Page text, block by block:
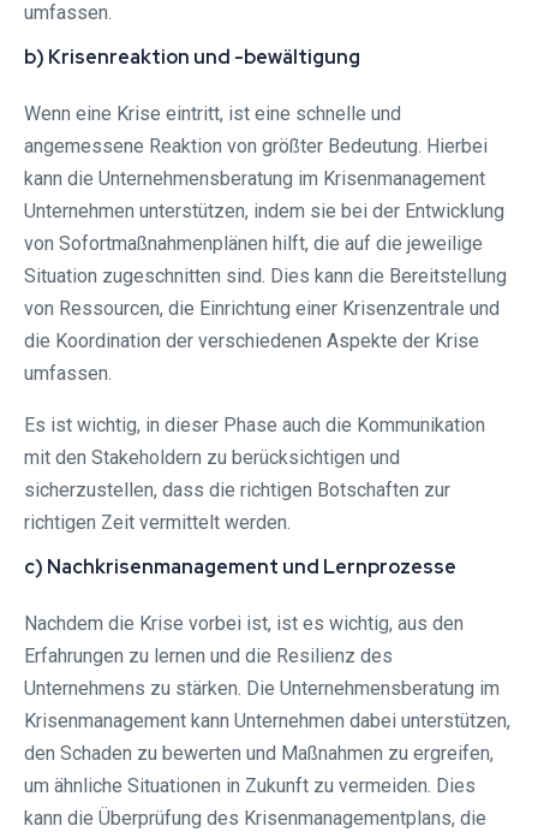
umfassen.
b) Krisenreaktion und -bewältigung
Wenn eine Krise eintritt, ist eine schnelle und
angemessene Reaktion von größter Bedeutung. Hierbei
kann die Unternehmensberatung im Krisenmanagement
Unternehmen unterstützen, indem sie bei der Entwicklung
von Sofortmaßnahmenplänen hilft, die auf die jeweilige
Situation zugeschnitten sind. Dies kann die Bereitstellung
von Ressourcen, die Einrichtung einer Krisenzentrale und
die Koordination der verschiedenen Aspekte der Krise
umfassen.
Es ist wichtig, in dieser Phase auch die Kommunikation
mit den Stakeholdern zu berücksichtigen und
sicherzustellen, dass die richtigen Botschaften zur
richtigen Zeit vermittelt werden.
c) Nachkrisenmanagement und Lernprozesse
Nachdem die Krise vorbei ist, ist es wichtig, aus den
Erfahrungen zu lernen und die Resilienz des
Unternehmens zu stärken. Die Unternehmensberatung im
Krisenmanagement kann Unternehmen dabei unterstützen,
den Schaden zu bewerten und Maßnahmen zu ergreifen,
um ähnliche Situationen in Zukunft zu vermeiden. Dies
kann die Überprüfung des Krisenmanagementplans, die